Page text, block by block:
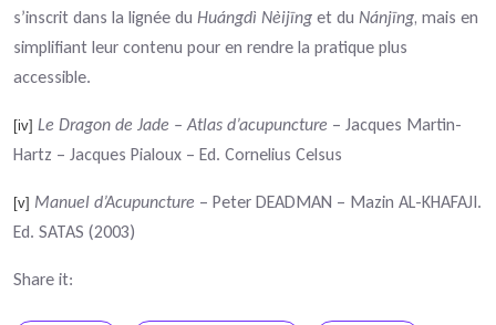
s’inscrit dans la lignée du Huángdì Nèijīng et du Nánjīng, mais en
simplifiant leur contenu pour en rendre la pratique plus
accessible.
[iv] Le Dragon de Jade – Atlas d’acupuncture – Jacques Martin-
Hartz – Jacques Pialoux – Ed. Cornelius Celsus
[v] Manuel d’Acupuncture – Peter DEADMAN – Mazin AL-KHAFAJI.
Ed. SATAS (2003)
Share it: